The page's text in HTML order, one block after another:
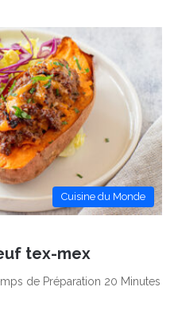
Cuisine du Monde
tex-mex
de Préparation 20 Minutes